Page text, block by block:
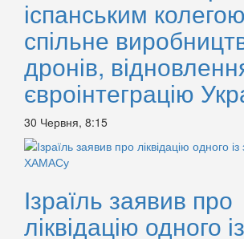
іспанським колегою
спільне
дронів,
євроінтеграцію
30 Червня, 8:15
Ізраїль заявив про
ліквідацію одного із